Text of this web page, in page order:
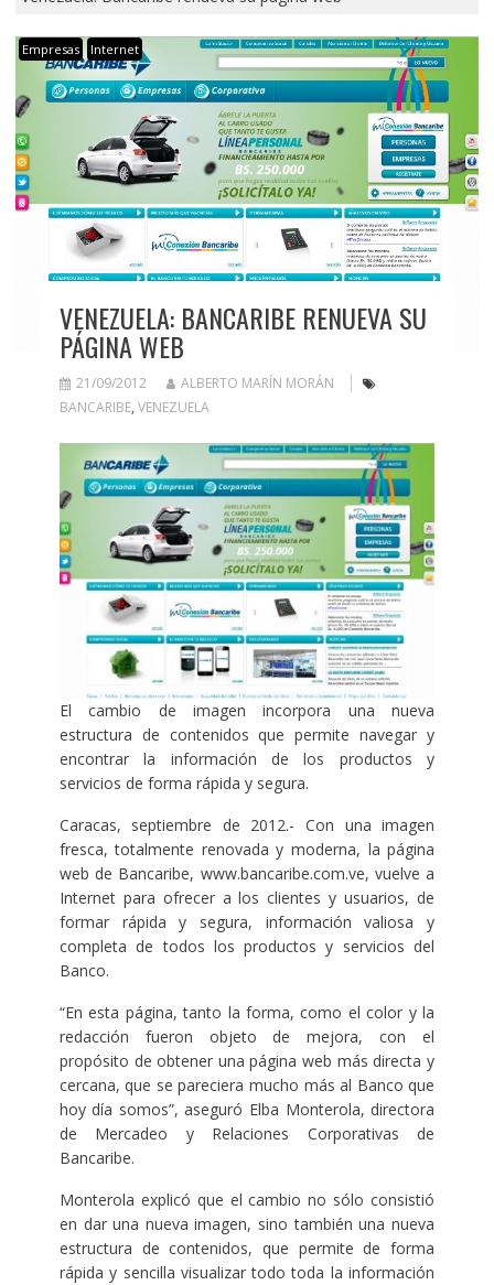
Empresas Internet
VENEZUELA: BANCARIBE RENUEVA SU
PÁGINA WEB
21/09/2012
ALBERTO MARÍN MORÁN
BANCARIBE, VENEZUELA
El cambio de imagen incorpora una nueva
estructura de contenidos que permite navegar y
encontrar la información de los productos y
servicios de forma rápida y segura.
Caracas, septiembre de 2012.- Con una imagen
fresca, totalmente renovada y moderna, la página
web de Bancaribe, www.bancaribe.com.ve, vuelve a
Internet para ofrecer a los clientes y usuarios, de
formar rápida y segura, información valiosa y
completa de todos los productos y servicios del
Banco.
“En esta página, tanto la forma, como el color y la
redacción fueron objeto de mejora, con el
propósito de obtener una página web más directa y
cercana, que se pareciera mucho más al Banco que
hoy día somos”, aseguró Elba Monterola, directora
de Mercadeo y Relaciones Corporativas de
Bancaribe.
Monterola explicó que el cambio no sólo consistió
en dar una nueva imagen, sino también una nueva
estructura de contenidos, que permite de forma
rápida y sencilla visualizar todo toda la información